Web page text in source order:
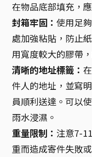
在物品底部填充，
封箱牢固： 使用足
處加強粘貼，防止
用寬度較大的膠帶
清晰的地址標籤：
件人的地址，並寫
員順利送達。可以
雨水浸濕。
重量限制： 注意7-
重而造成寄件失敗